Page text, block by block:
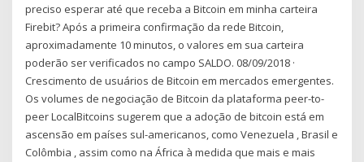
preciso esperar até que receba a Bitcoin em minha carteira
Firebit? Após a primeira confirmação da rede Bitcoin,
aproximadamente 10 minutos, o valores em sua carteira
poderão ser verificados no campo SALDO. 08/09/2018 ·
Crescimento de usuários de Bitcoin em mercados emergentes.
Os volumes de negociação de Bitcoin da plataforma peer-to-
peer LocalBitcoins sugerem que a adoção de bitcoin está em
ascensão em países sul-americanos, como Venezuela , Brasil e
Colômbia , assim como na África à medida que mais e mais